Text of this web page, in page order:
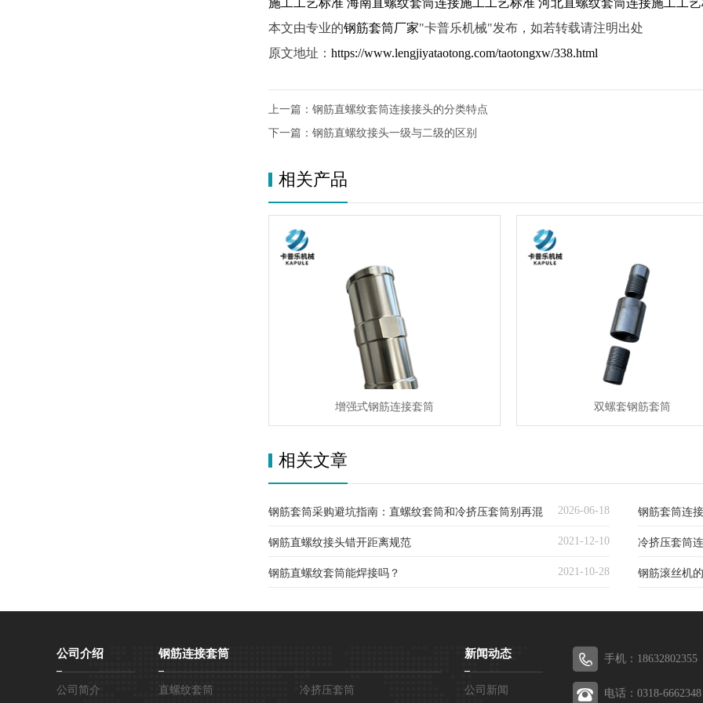
施工工艺标准 海南直螺纹套筒连接施工工艺标准 河北直螺纹套筒连接施工工
本文由专业的钢筋套筒厂家"卡普乐机械"发布，如若转载请注明出处
原文地址： https://www.lengjiyataotong.com/taotongxw/338.html
上一篇： 钢筋直螺纹套筒连接接头的分类特点
下一篇： 钢筋直螺纹接头一级与二级的区别
相关产品
增强式钢筋连接套筒 双螺套钢筋套筒
相关文章
2026-06-18
钢筋套筒采购避坑指南：直螺纹套筒和冷挤压套筒别再混
用了，一文讲清
钢筋套筒连
2021-12-10
钢筋直螺纹接头错开距离规范 冷挤压套筒
2021-10-28
钢筋直螺纹套筒能焊接吗？ 钢筋滚丝机
公司介绍
公司简介
钢筋连接套筒
直螺纹套筒 冷挤压套筒
新闻动态
公司新闻
手机：18632802355
电话：0318-6662348